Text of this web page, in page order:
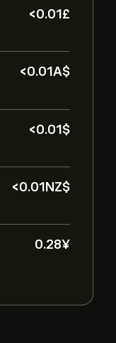
‎<‎0.01‎£‎
‎<‎0.01‎A$‎
‎<‎0.01‎$‎
‎<‎0.01‎NZ$‎
0.28‎¥‎